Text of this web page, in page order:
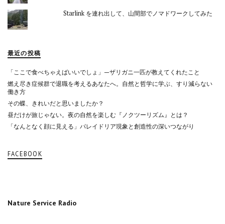
Starlink を連れ出して、山間部でノマドワークしてみた
最近の投稿
「ここで食べちゃえばいいでしょ」—ザリガニ一匹が教えてくれたこと
燃え尽き症候群で退職を考えるあなたへ。自然と哲学に学ぶ、すり減らない
働き方
その蝶、きれいだと思いましたか？
昼だけが旅じゃない。夜の自然を楽しむ『ノクツーリズム』とは？
「なんとなく顔に見える」パレイドリア現象と創造性の深いつながり
FACEBOOK
Nature Service Radio